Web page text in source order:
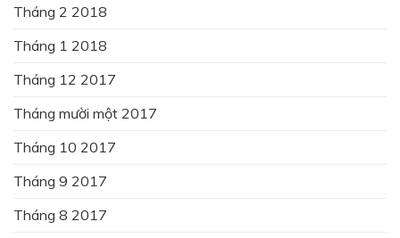
Tháng 2 2018
Tháng 1 2018
Tháng 12 2017
Tháng mười một 2017
Tháng 10 2017
Tháng 9 2017
Tháng 8 2017